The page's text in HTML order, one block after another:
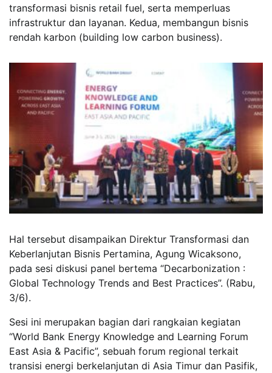
transformasi bisnis retail fuel, serta memperluas
infrastruktur dan layanan. Kedua, membangun bisnis
rendah karbon (building low carbon business).
Hal tersebut disampaikan Direktur Transformasi dan
Keberlanjutan Bisnis Pertamina, Agung Wicaksono,
pada sesi diskusi panel bertema “Decarbonization :
Global Technology Trends and Best Practices”. (Rabu,
3/6).
Sesi ini merupakan bagian dari rangkaian kegiatan
“World Bank Energy Knowledge and Learning Forum
East Asia & Pacific”, sebuah forum regional terkait
transisi energi berkelanjutan di Asia Timur dan Pasifik,